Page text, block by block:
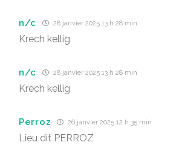
n/c 28 janvier 2025 13 h 28 min
Krech kellig
n/c 28 janvier 2025 13 h 28 min
Krech kellig
Perroz 26 janvier 2025 12 h 35 min
Lieu dit PERROZ